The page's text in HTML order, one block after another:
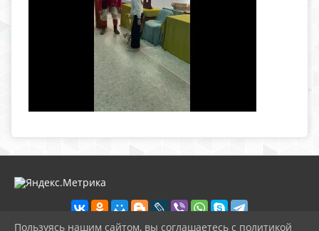
Пользуясь нашим сайтом, вы соглашаетесь с политикой